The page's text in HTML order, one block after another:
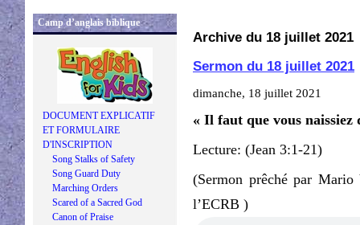
Camp d’anglais biblique
DOCUMENT EXPLICATIF
ET FORMULAIRE
D'INSCRIPTION
Song Stalks of Safety
Song Guard Duty
Marching Orders
Scared of a Sacred God
Canon of Praise
Archive du 18 juillet 2021
Sermon du 18 juillet 2021
dimanche, 18 juillet 2021
« Il faut que vous naissiez
Lecture: (Jean 3:1-21)
(Sermon prêché par
l’ECRB )